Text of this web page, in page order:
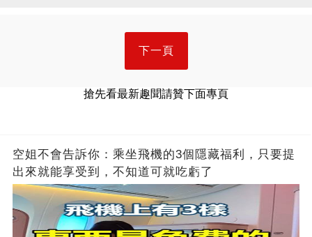
下一頁
搶先看最新趣聞請贊下面專頁
空姐不會告訴你：乘坐飛機的3個隱藏福利，只要提
出來就能享受到，不知道可就吃虧了